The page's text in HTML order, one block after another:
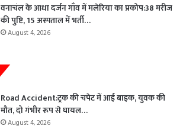
वनाचंल के आधा दर्जन गाँव में मलेरिया का प्रकोप:38 मरीज
की पुष्टि, 15 अस्पताल में भर्ती…
August 4, 2026
Road Accident:ट्रक की चपेट में आई बाइक, युवक की
मौत, दो गंभीर रूप से घायल…
August 4, 2026